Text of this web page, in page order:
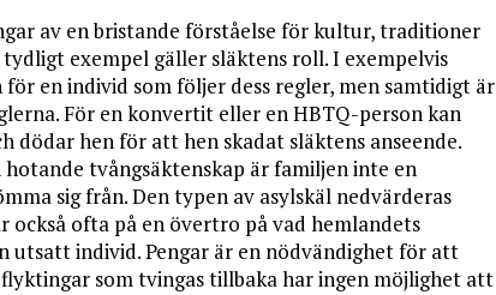
av en bristande förståelse för kultur, traditioner
exempel gäller släktens roll. I exempelvis
en individ som följer dess regler, men samtidigt är
För en konvertit eller en HBTQ-person kan
hen för att hen skadat släktens anseende.
tvångsäktenskap är familjen inte en
sig från. Den typen av asylskäl nedvärderas
också ofta på en övertro på vad hemlandets
individ. Pengar är en nödvändighet för att
som tvingas tillbaka har ingen möjlighet att